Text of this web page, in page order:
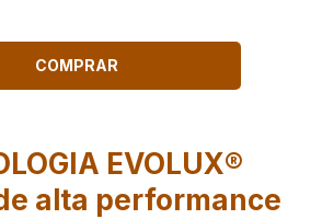
COMPRAR
EVOLUX®
alta performance